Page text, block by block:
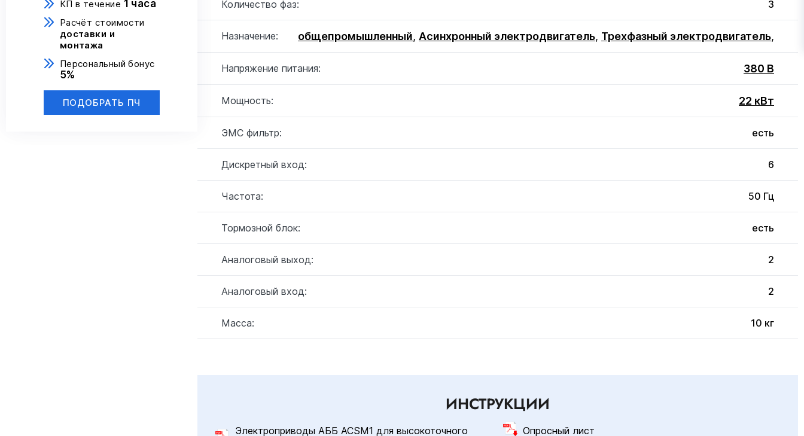
КП в течение 1 часа
Расчёт стоимости
доставки и
монтажа
Персональный бонус
5%
ПОДОБРАТЬ ПЧ
Количество фаз: 3
Назначение: общепромышленный, Асинхронный электродвигатель, Трехфазный электродвигатель,
Напряжение питания: 380 В
Мощность: 22 кВт
ЭМС фильтр: есть
Дискретный вход: 6
Частота: 50 Гц
Тормозной блок: есть
Аналоговый выход: 2
Аналоговый вход: 2
Масса: 10 кг
ИНСТРУКЦИИ
Электроприводы АББ ACSM1 для высокоточного
Опросный лист